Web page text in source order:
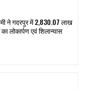
ने गदरपुर में ₹2,830.07 लाख
लोकार्पण एवं शिलान्यास